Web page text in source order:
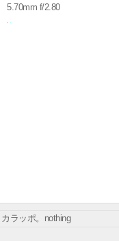
5.70mm f/2.80
カラッポ。nothing